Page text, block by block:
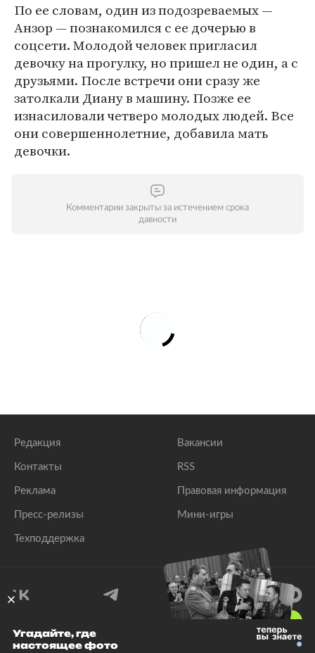
По ее словам, один из подозреваемых —
Анзор — познакомился с ее дочерью в
соцсети. Молодой человек пригласил
девочку на прогулку, но пришел не один, а с
друзьями. После встречи они сразу же
затолкали Диану в машину. Позже ее
изнасиловали четверо молодых людей. Все
они совершеннолетние, добавила мать
девочки.
Комментарии закрыты за истечением срока
давности
Редакция
Контакты
Реклама
Пресс-релизы
Техподдержка
Вакансии
RSS
Правовая информация
Мини-игры
© 1999–2026 Все права защищены.
Угадайте, где
настоящее фото